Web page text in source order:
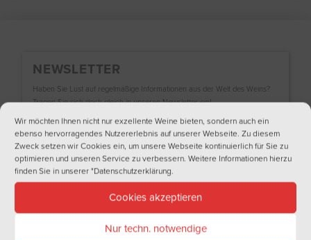
Wir möchten Ihnen nicht nur exzellente Weine bieten, sondern auch ein
ebenso hervorragendes Nutzererlebnis auf unserer Webseite. Zu diesem
Zweck setzen wir Cookies ein, um unsere Webseite kontinuierlich für Sie zu
optimieren und unseren Service zu verbessern. Weitere Informationen hierzu
finden Sie in unserer"Datenschutzerklärung.
Cookies akzeptieren
Nur techn. notwendige
NEWSLETTER
Haben Sie Lust auf regelmäßige Informationen aus der Welt des Weins?
Tragen Sie sich doch gleich in unseren Newsletter ein!
Name
Nachname